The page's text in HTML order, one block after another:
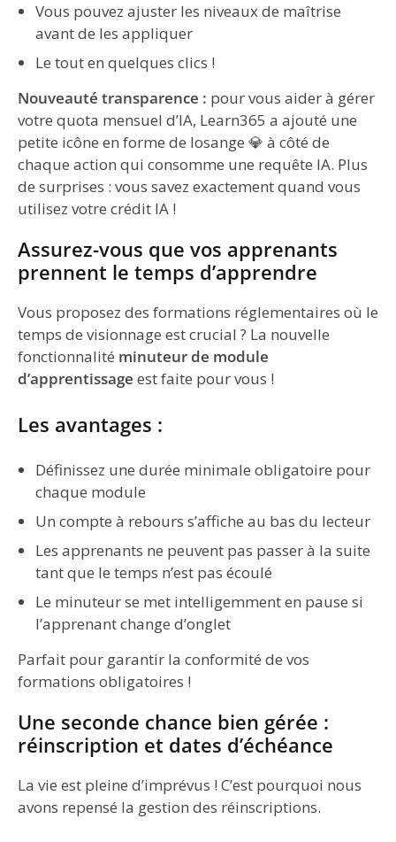
Vous pouvez ajuster les niveaux de maîtrise
avant de les appliquer
Le tout en quelques clics !
Nouveauté transparence : pour vous aider à gérer
votre quota mensuel d’IA, Learn365 a ajouté une
petite icône en forme de losange 💎 à côté de
chaque action qui consomme une requête IA. Plus
de surprises : vous savez exactement quand vous
utilisez votre crédit IA !
Assurez-vous que vos apprenants
prennent le temps d’apprendre
Vous proposez des formations réglementaires où le
temps de visionnage est crucial ? La nouvelle
fonctionnalité minuteur de module
d’apprentissage est faite pour vous !
Les avantages :
Définissez une durée minimale obligatoire pour
chaque module
Un compte à rebours s’affiche au bas du lecteur
Les apprenants ne peuvent pas passer à la suite
tant que le temps n’est pas écoulé
Le minuteur se met intelligemment en pause si
l’apprenant change d’onglet
Parfait pour garantir la conformité de vos
formations obligatoires !
Une seconde chance bien gérée :
réinscription et dates d’échéance
La vie est pleine d’imprévus ! C’est pourquoi nous
avons repensé la gestion des réinscriptions.